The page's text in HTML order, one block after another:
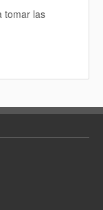
tomar las